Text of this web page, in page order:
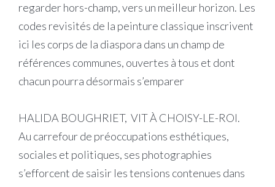
regarder hors-champ, vers un meilleur horizon. Les
codes revisités de la peinture classique inscrivent
ici les corps de la diaspora dans un champ de
références communes, ouvertes à tous et dont
chacun pourra désormais s’emparer
HALIDA BOUGHRIET, VIT À CHOISY-LE-ROI.
Au carrefour de préoccupations esthétiques,
sociales et politiques, ses photographies
s’efforcent de saisir les tensions contenues dans